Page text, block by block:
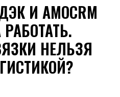
И AMOCRM
НЕЛЬЗЯ